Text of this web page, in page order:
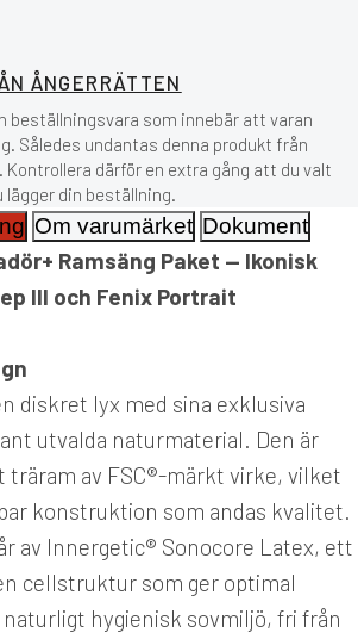
ÅNGERRÄTTEN
beställningsvara som innebär att varan
Således undantas denna produkt från
därför en extra gång att du valt
din beställning.
Om varumärket Dokument
Ramsäng Paket — Ikonisk
III och Fenix Portrait
diskret lyx med sina exklusiva
utvalda naturmaterial. Den är
träram av FSC®-märkt virke, vilket
konstruktion som andas kvalitet.
av Innergetic® Sonocore Latex, ett
cellstruktur som ger optimal
hygienisk sovmiljö, fri från